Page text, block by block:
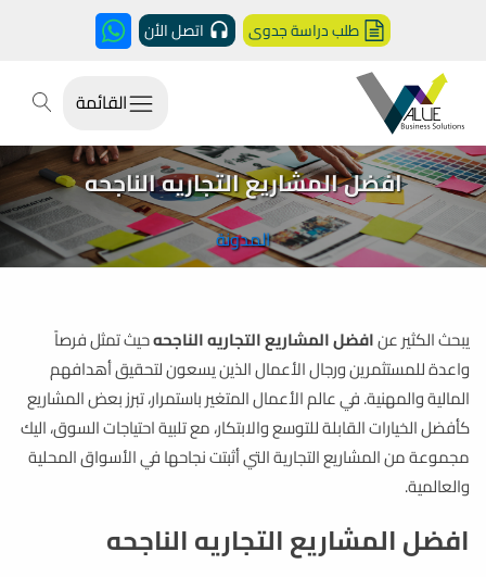
طلب دراسة جدوى اتصل الأن
القائمة
افضل المشاريع التجاريه الناجحه
المدونة
يبحث الكثير عنافضل المشاريع التجاريه الناجحهحيث تمثل فرصاً
واعدة للمستثمرين ورجال الأعمال الذين يسعون لتحقيق أهدافهم
المالية والمهنية. في عالم الأعمال المتغير باستمرار، تبرز بعض المشاريع
كأفضل الخيارات القابلة للتوسع والابتكار، مع تلبية احتياجات السوق، اليك
مجموعة من المشاريع التجارية التي أثبتت نجاحها في الأسواق المحلية
والعالمية.
افضل المشاريع التجاريه الناجحه